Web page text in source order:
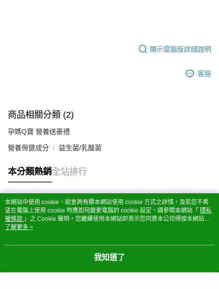
顯示電腦版詳細說明
客服
商品相關分類 (2)
孕媽Q寶 營養送豪禮
營養保健成分 益生菌/乳酸菌
本分類熱銷全站排行
熱門標籤
本網站中使用 cookie，欲查詢有關本網站使用 cookie 方式之詳情，及若您不希
望在電腦上使用 cookie 時應如何變更電腦的 cookie 設定，請參閱本網站「 隱私
權條款 」之 Cookie 聲明。您繼續使用本網站即表示您同意本公司得按本網站使
用條款之 Cookie 聲明使用 cookie。
了解更多 >
我知道了